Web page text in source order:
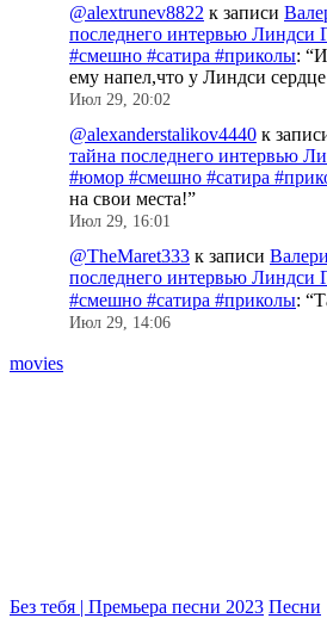
@alextrunev8822 к записи
последнего интервью Линдси
#смешно #сатира #приколы: “
ему напел,что у Линдси
Июл 29, 20:02
@alexanderstalikov4440 к
тайна последнего интервью
#юмор #смешно #сатира
на свои места!”
Июл 29, 16:01
@TheMaret333 к записи
последнего интервью Линдси
#смешно #сатира #приколы: “
Июл 29, 14:06
movies
Без тебя | Премьера песни 2023 Песни